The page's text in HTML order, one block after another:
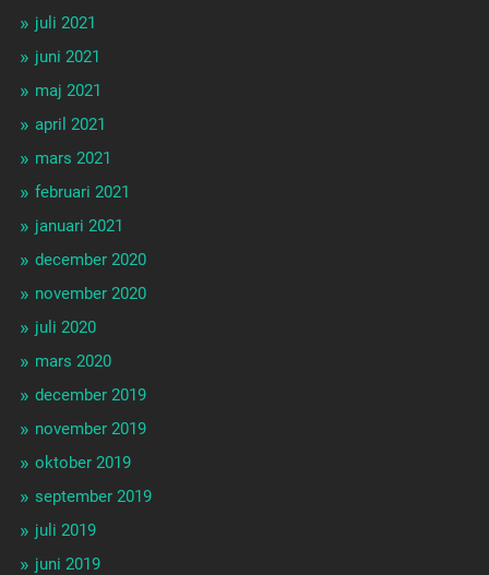
juli 2021
juni 2021
maj 2021
april 2021
mars 2021
februari 2021
januari 2021
december 2020
november 2020
juli 2020
mars 2020
december 2019
november 2019
oktober 2019
september 2019
juli 2019
juni 2019